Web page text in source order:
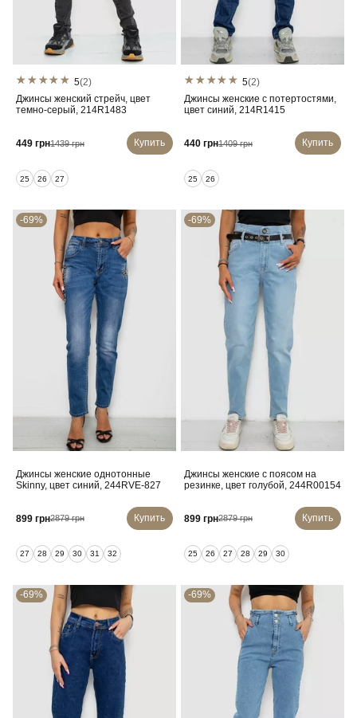
5(2)
Джинсы женский стрейч, цвет
темно-серый, 214R1483
449 грн1439 грн Купить
25 26 27
5(2)
Джинсы женские с потертостями,
цвет синий, 214R1415
440 грн1409 грн Купить
25 26
-69%
Джинсы женские однотонные
Skinny, цвет синий, 244RVE-827
899 грн2879 грн Купить
27 28 29 30 31 32
-69%
Джинсы женские с поясом на
резинке, цвет голубой, 244R00154
899 грн2879 грн Купить
25 26 27 28 29 30
-69% -69%